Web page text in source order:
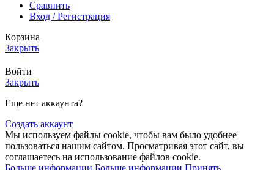
Сравнить
Вход / Регистрация
Корзина
Закрыть
Войти
Закрыть
Еще нет аккаунта?
Создать аккаунт
Мы используем файлы cookie, чтобы вам было удобнее
пользоваться нашим сайтом. Просматривая этот сайт, вы
соглашаетесь на использование файлов cookie.
Больше информации Больше информации Принять